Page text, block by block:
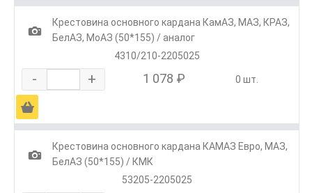
1
Крестовина основного кардана КамАЗ, МАЗ, КРАЗ,
БелАЗ, МоАЗ (50*155) / аналог
4310/210-2205025
- + 1 078 ₽ 0 шт.
Ä
1
Крестовина основного кардана КАМАЗ Евро, МАЗ,
БелАЗ (50*155) / КМК
53205-2205025